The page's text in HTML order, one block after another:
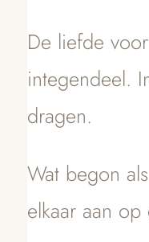
De liefde
integendeel.
dragen.
Wat begon
elkaar aan